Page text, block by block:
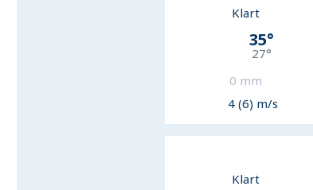
Klart
35°
27°
0 mm
4 (6) m/s
Klart